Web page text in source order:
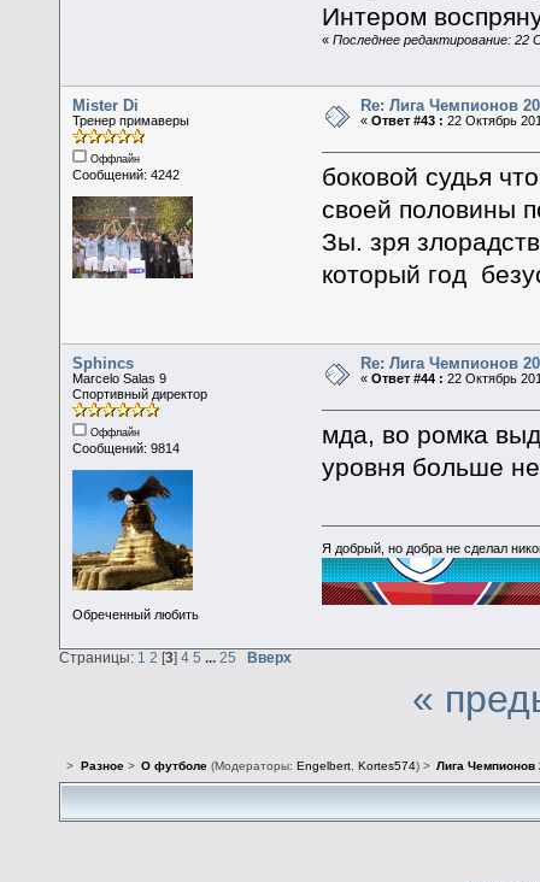
Интером
« Последнее редактирование: 22
Mister Di
Тренер примаверы
Оффлайн
Сообщений: 4242
Re: Лига Чемпионов
«Ответ #43 : 22 Октябрь
боковой судья
своей половины
Зы. зря
который год
Sphincs
Marcelo Salas 9
Спортивный директор
Оффлайн
Сообщений: 9814
Обреченный любить
Re: Лига Чемпионов
«Ответ #44 : 22 Октябрь
мда, во ромка
уровня больше
Я добрый, но добра не сделал
Страницы: 1 2 [3] 4 5 25 Вверх
«
> Разное> О футболе(Модераторы: Engelbert, Kortes574) > Лига Чемпионов